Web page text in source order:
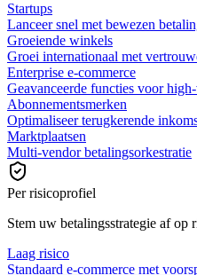
Startups
Lanceer snel met bewezen
Groeiende winkels
Groei internationaal met
Enterprise e-commerce
Geavanceerde functies voor
Abonnementsmerken
Optimaliseer terugkerende
Marktplaatsen
Multi-vendor betalingsorkestratie
Per risicoprofiel
Stem uw betalingsstrategie af op
Laag risico
Standaard e-commerce met